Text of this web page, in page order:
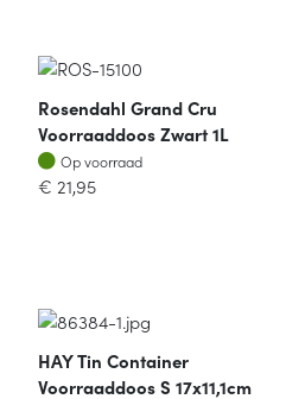
Rosendahl Grand Cru
Voorraaddoos Zwart 1L
Op voorraad
Op voorraad
€ 21,95
HAY Tin Container
Voorraaddoos S 17x11,1cm